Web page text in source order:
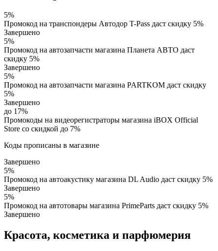
5%
Промокод на транспондеры Автодор T-Pass даст скидку 5%
Завершено
5%
Промокод на автозапчасти магазина Планета АВТО даст
скидку 5%
Завершено
5%
Промокод на автозапчасти магазина PARTKOM даст скидку
5%
Завершено
до 17%
Промокоды на видеорегистраторы магазина iBOX Official
Store со скидкой до 7%
Коды прописаны в магазине
Завершено
5%
Промокод на автоакустику магазина DL Audio даст скидку 5%
Завершено
5%
Промокод на автотовары магазина PrimeParts даст скидку 5%
Завершено
Красота, косметика и парфюмерия